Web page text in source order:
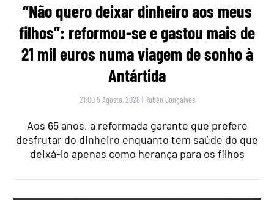
“Não quero deixar dinheiro aos meus
filhos”: reformou-se e gastou mais de
21 mil euros numa viagem de sonho à
Antártida
21:00 5 Agosto, 2026 | Rubén Gonçalves
Aos 65 anos, a reformada garante que prefere
desfrutar do dinheiro enquanto tem saúde do que
deixá-lo apenas como herança para os filhos